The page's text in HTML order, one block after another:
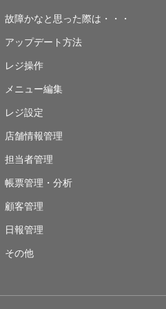
故障かなと思った際は・・・
アップデート方法
レジ操作
メニュー編集
レジ設定
店舗情報管理
担当者管理
帳票管理・分析
顧客管理
日報管理
その他